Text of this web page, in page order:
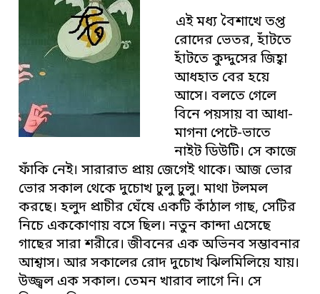
এই মধ্য বৈশাখে তপ্ত
রোদের ভেতর, হাঁটতে
হাঁটতে কুদ্দুসের জিহ্বা
আধহাত বের হয়ে
আসে। বলতে গেলে
বিনে পয়সায় বা আধা-
মাগনা পেটে-ভাতে
নাইট ডিউটি। সে কাজে
ফাঁকি নেই। সারারাত প্রায় জেগেই থাকে। আজ ভোর
ভোর সকাল থেকে দুচোখ ঢুলু ঢুলু। মাথা টলমল
করছে। হলুদ প্রাচীর ঘেঁষে একটি কাঁঠাল গাছ, সেটির
নিচে এককোণায় বসে ছিল। নতুন কান্দা এসেছে
গাছের সারা শরীরে। জীবনের এক অভিনব সম্ভাবনার
আশ্বাস। আর সকালের রোদ দুচোখ ঝিলমিলিয়ে যায়।
উজ্জ্বল এক সকাল। তেমন খারাব লাগে নি। সে